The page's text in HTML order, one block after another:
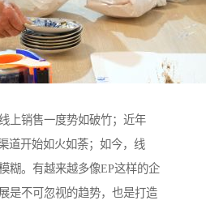
上销售一度势如破竹；近年
道开始如火如荼；如今，线
糊。有越来越多像EP这样的企
是不可忽视的趋势，也是打造